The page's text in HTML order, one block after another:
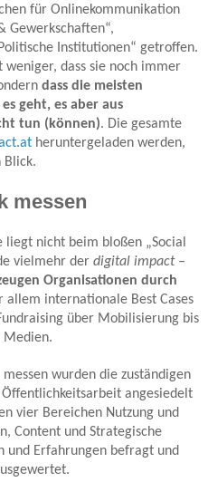
für Onlinekommunikation
Gewerkschaften“,
Institutionen“ getroffen.
weniger, dass sie noch immer
dass die meisten
geht, es aber aus
tun (können). Die gesamte
heruntergeladen werden,
Blick.
messen
liegt nicht beim bloßen „Social
vielmehr der digital impact –
Organisationen durch
allem internationale Best Cases
über Mobilisierung bis
Medien.
wurden die zuständigen
angesiedelt
vier Bereichen Nutzung und
Content und Strategische
und Erfahrungen befragt und